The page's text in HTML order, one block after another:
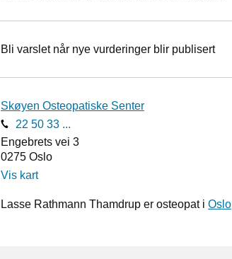
Bli varslet når nye vurderinger blir publisert
Skøyen Osteopatiske Senter
22 50 33 ...
Engebrets vei 3
0275 Oslo
Vis kart
Lasse Rathmann Thamdrup er osteopat i Oslo